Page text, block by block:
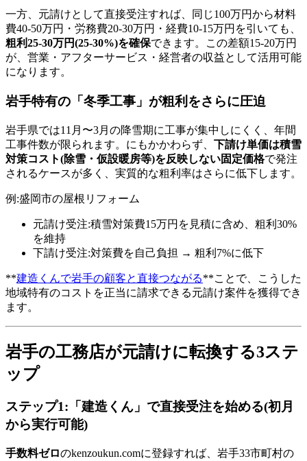
一方、元請けとして直接受注すれば、同じ100万円から材料
費40-50万円・労務費20-30万円・経費10-15万円を引いても、
粗利25-30万円(25-30%)を確保できます。この差額15-20万円
が、営業・アフターサービス・経営者の収益として活用可能
になります。
岩手特有の「冬季工事」が粗利をさらに圧迫
岩手県では11月〜3月の降雪期に工事が集中しにくく、年間
工事件数が限られます。にもかかわらず、 下請け単価は積雪
対策コスト(除雪・仮設暖房等)を反映しない固定価格で発注
されるケースが多く、実質的な粗利率はさらに低下します。
例:盛岡市の屋根リフォーム
元請け受注:積雪対策費15万円を見積に含め、粗利30%
を維持
下請け受注:対策費を自己負担 → 粗利7%に低下
**建造くんで岩手の顧客と直接つながる**ことで、こうした
地域特有のコストを正当に請求できる元請け案件を獲得でき
ます。
岩手の工務店が元請けに転換する3ステ
ップ
ステップ1:「建造くん」で直接受注を始める(初月
から実行可能)
手数料ゼロのkenzoukun.comに登録すれば、岩手33市町村の